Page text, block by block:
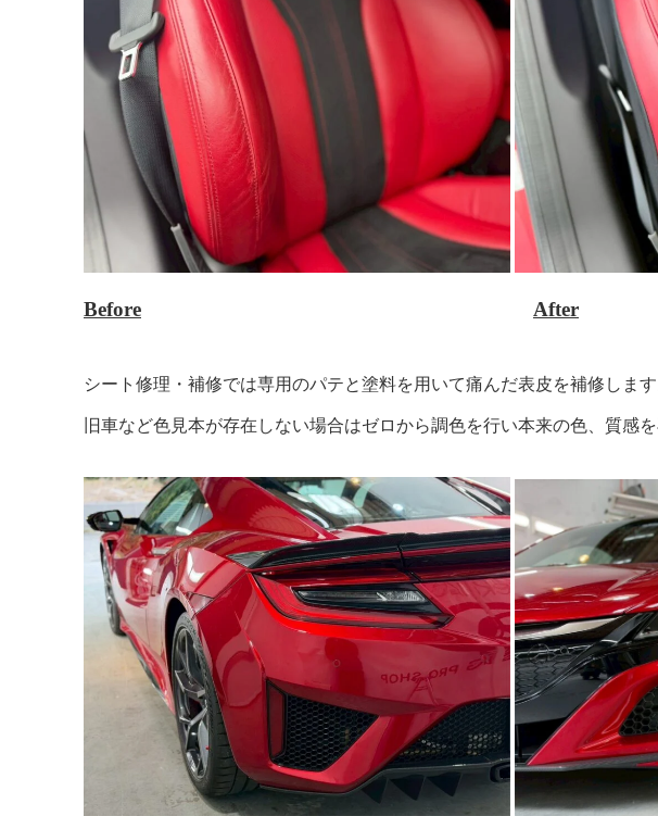
Before After
シート修理・補修では専用のパテと塗料を用いて痛んだ表皮を補修します
旧車など色見本が存在しない場合はゼロから調色を行い本来の色、質感を